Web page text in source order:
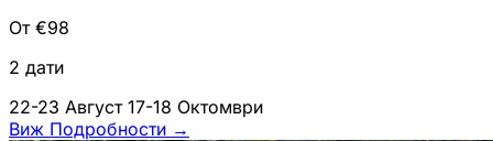
От €98
2 дати
22-23 Август 17-18 Октомври
Виж Подробности →